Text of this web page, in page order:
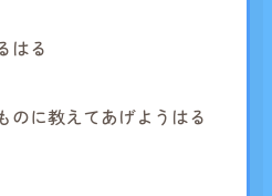
はる
に教えてあげようはる